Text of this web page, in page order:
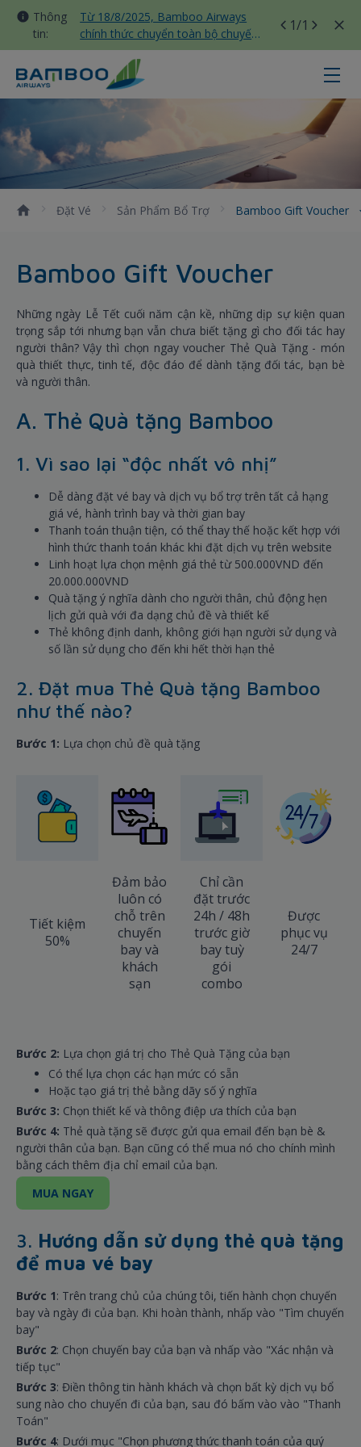
Thông
tin:
Từ 18/8/2025, Bamboo Airways
chính thức chuyển toàn bộ chuyến
bay nội địa sang nhà ga T3 Tân
Sơn Nhất
1/1
Bamboo Gift Voucher - Bamboo
Đặt Vé Sản Phẩm Bổ Trợ Bamboo Gift Voucher
Bamboo Gift Voucher
Những ngày Lễ Tết cuối năm cận kề, những dịp sự kiện quan
trọng sắp tới nhưng bạn vẫn chưa biết tặng gì cho đối tác hay
người thân? Vậy thì chọn ngay voucher Thẻ Quà Tặng - món
quà thiết thực, tinh tế, độc đáo để dành tặng đối tác, bạn bè
và người thân.
A. Thẻ Quà tặng Bamboo
1. Vì sao lại “độc nhất vô nhị”
Dễ dàng đặt vé bay và dịch vụ bổ trợ trên tất cả hạng
giá vé, hành trình bay và thời gian bay
Thanh toán thuận tiện, có thể thay thế hoặc kết hợp với
hình thức thanh toán khác khi đặt dịch vụ trên website
Linh hoạt lựa chọn mệnh giá thẻ từ 500.000VND đến
20.000.000VND
Quà tặng ý nghĩa dành cho người thân, chủ động hẹn
lịch gửi quà với đa dạng chủ đề và thiết kế
Thẻ không định danh, không giới hạn người sử dụng và
số lần sử dụng cho đến khi hết thời hạn thẻ
2. Đặt mua Thẻ Quà tặng Bamboo
như thế nào?
Bước 1: Lựa chọn chủ đề quà tặng
Tiết kiệm
50%
Đảm bảo
luôn có
chỗ trên
chuyến
bay và
khách
sạn
Chỉ cần
đặt trước
24h / 48h
trước giờ
bay tuỳ
gói
combo
Được
phục vụ
24/7
Bước 2: Lựa chọn giá trị cho Thẻ Quà Tặng của bạn
Có thể lựa chọn các hạn mức có sẵn
Hoặc tạo giá trị thẻ bằng dãy số ý nghĩa
Bước 3: Chọn thiết kế và thông điệp ưa thích của bạn
Bước 4: Thẻ quà tặng sẽ được gửi qua email đến bạn bè &
người thân của bạn. Bạn cũng có thể mua nó cho chính mình
bằng cách thêm địa chỉ email của bạn.
MUA NGAY
3. Hướng dẫn sử dụng thẻ quà tặng
để mua vé bay
Bước 1: Trên trang chủ của chúng tôi, tiến hành chọn chuyến
bay và ngày đi của bạn. Khi hoàn thành, nhấp vào "Tìm chuyến
bay"
Bước 2: Chọn chuyến bay của bạn và nhấp vào "Xác nhận và
tiếp tục"
Bước 3: Điền thông tin hành khách và chọn bất kỳ dịch vụ bổ
sung nào cho chuyến đi của bạn, sau đó bấm vào vào "Thanh
Toán"
Bước 4: Dưới mục "Chọn phương thức thanh toán của quý